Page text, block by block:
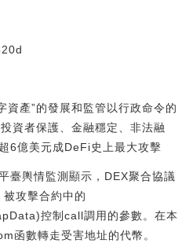
產”的發展和監管以行政命令的
資者保護、金融穩定、非法融
6億美元成DeFi史上最大攻擊
臺輿情監測顯示，DEX聚合協議
攻擊合約中的
控制call調用的參數。在本
函數轉走受害地址的代幣。